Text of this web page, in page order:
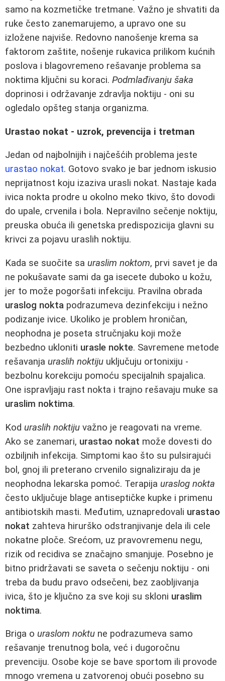
samo na kozmetičke tretmane. Važno je shvatiti da
ruke često zanemarujemo, a upravo one su
izložene najviše. Redovno nanošenje krema sa
faktorom zaštite, nošenje rukavica prilikom kućnih
poslova i blagovremeno rešavanje problema sa
noktima ključni su koraci. Podmlađivanju šaka
doprinosi i održavanje zdravlja noktiju - oni su
ogledalo opšteg stanja organizma.
Urastao nokat - uzrok, prevencija i tretman
Jedan od najbolnijih i najčešćih problema jeste
urastao nokat. Gotovo svako je bar jednom iskusio
neprijatnost koju izaziva urasli nokat. Nastaje kada
ivica nokta prodre u okolno meko tkivo, što dovodi
do upale, crvenila i bola. Nepravilno sečenje noktiju,
preuska obuća ili genetska predispozicija glavni su
krivci za pojavu uraslih noktiju.
Kada se suočite sa uraslim noktom, prvi savet je da
ne pokušavate sami da ga isecete duboko u kožu,
jer to može pogoršati infekciju. Pravilna obrada
uraslog nokta podrazumeva dezinfekciju i nežno
podizanje ivice. Ukoliko je problem hroničan,
neophodna je poseta stručnjaku koji može
bezbedno ukloniti urasle nokte. Savremene metode
rešavanja uraslih noktiju uključuju ortonixiju -
bezbolnu korekciju pomoću specijalnih spajalica.
One ispravljaju rast nokta i trajno rešavaju muke sa
uraslim noktima.
Kod uraslih noktiju važno je reagovati na vreme.
Ako se zanemari, urastao nokat može dovesti do
ozbiljnih infekcija. Simptomi kao što su pulsirajući
bol, gnoj ili preterano crvenilo signaliziraju da je
neophodna lekarska pomoć. Terapija uraslog nokta
često uključuje blage antiseptičke kupke i primenu
antibiotskih masti. Međutim, uznapredovali urastao
nokat zahteva hirurško odstranjivanje dela ili cele
nokatne ploče. Srećom, uz pravovremenu negu,
rizik od recidiva se značajno smanjuje. Posebno je
bitno pridržavati se saveta o sečenju noktiju - oni
treba da budu pravo odsečeni, bez zaobljivanja
ivica, što je ključno za sve koji su skloni uraslim
noktima.
Briga o uraslom noktu ne podrazumeva samo
rešavanje trenutnog bola, već i dugoročnu
prevenciju. Osobe koje se bave sportom ili provode
mnogo vremena u zatvorenoj obući posebno su